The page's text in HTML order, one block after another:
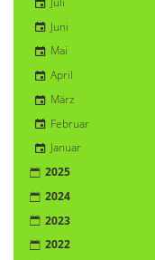
Juni
Mai
April
März
Februar
Januar
2025
2024
2023
2022